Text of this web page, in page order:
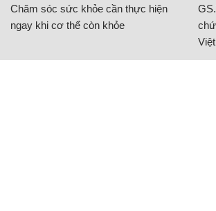
Chăm sóc sức khỏe cần thực hiện
ngay khi cơ thể còn khỏe